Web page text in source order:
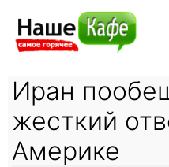
Иран
жесткий
Америке